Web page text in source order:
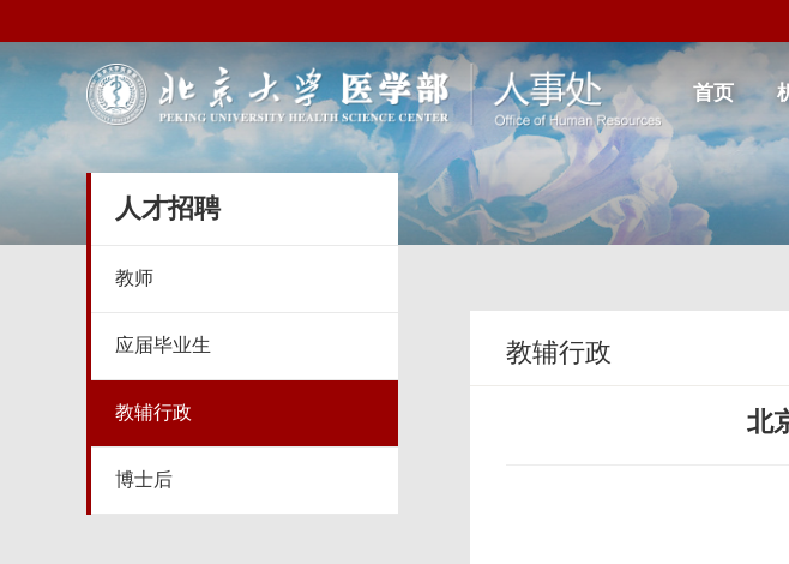
首页
人才招聘
教师
应届毕业生
教辅行政
博士后
教辅行政
北